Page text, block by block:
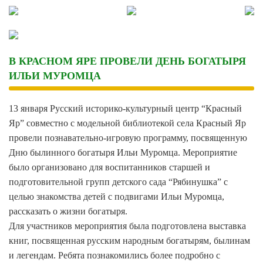
Skip
content
В КРАСНОМ ЯРЕ ПРОВЕЛИ ДЕНЬ БОГАТЫРЯ
ИЛЬИ МУРОМЦА
13 января Русский историко-культурный центр “Красный
Яр” совместно с модельной библиотекой села Красный Яр
провели познавательно-игровую программу, посвященную
Дню былинного богатыря Ильи Муромца. Мероприятие
было организовано для воспитанников старшей и
подготовительной групп детского сада “Рябинушка” с
целью знакомства детей с подвигами Ильи Муромца,
рассказать о жизни богатыря.
Для участников мероприятия была подготовлена выставка
книг, посвященная русским народным богатырям, былинам
и легендам. Ребята познакомились более подробно с